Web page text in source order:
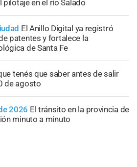
pilotaje en el río Salado
El Anillo Digital ya registró
patentes y fortalece la
de Santa Fe
tenés que saber antes de salir
de agosto
2026 El tránsito en la provincia de
minuto a minuto